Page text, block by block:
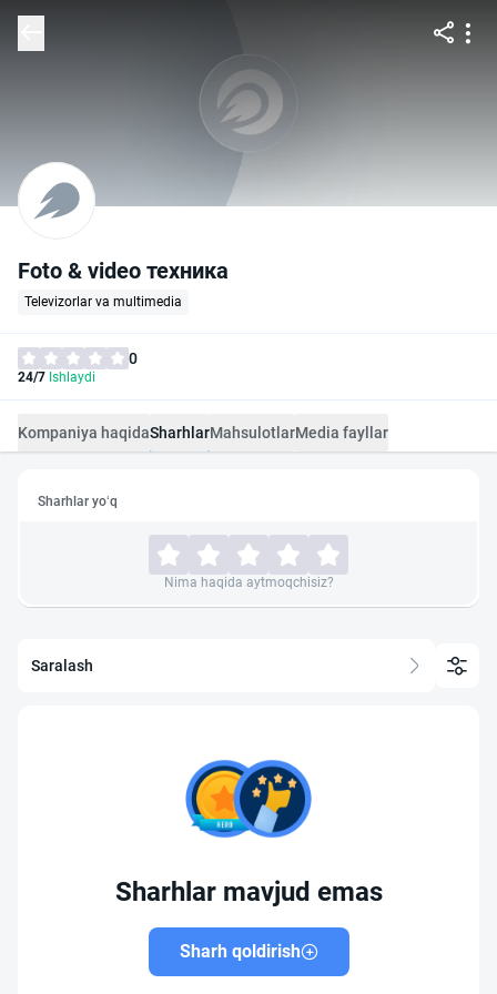
Foto & video техника
Televizorlar va multimedia
0
24/7 Ishlaydi
Kompaniya haqidaSharhlarMahsulotlarMedia fayllar
Sharhlar yo‘q
Nima haqida aytmoqchisiz?
Saralash
Sharhlar mavjud emas
Sharh qoldirish